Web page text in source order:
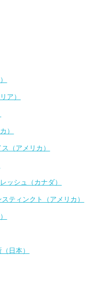
ア）
）
（アメリカ）
ッシュ（カナダ）
ティンクト（アメリカ）
日本）